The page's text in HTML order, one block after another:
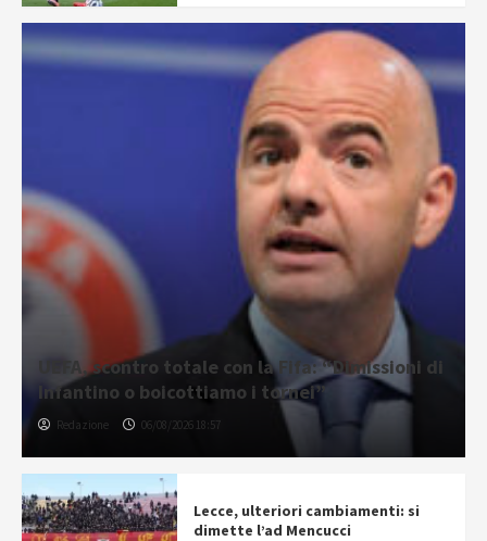
UEFA, scontro totale con la Fifa: “Dimissioni di
Infantino o boicottiamo i tornei”
Redazione 06/08/2026 18:57
Lecce, ulteriori cambiamenti: si
dimette l’ad Mencucci